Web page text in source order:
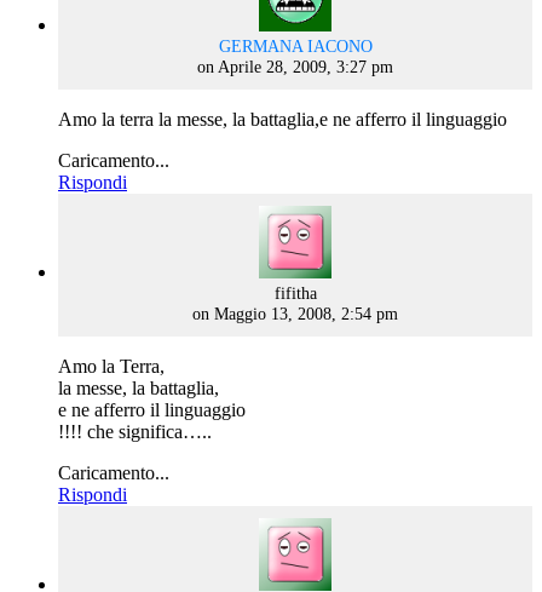
GERMANA IACONOsays:
on Aprile 28, 2009, 3:27 pm
Amo la terra la messe, la battaglia,e ne afferro il linguaggio
Caricamento...
Rispondi
fifithasays:
on Maggio 13, 2008, 2:54 pm
Amo la Terra,
la messe, la battaglia,
e ne afferro il linguaggio
!!!! che significa…..
Caricamento...
Rispondi